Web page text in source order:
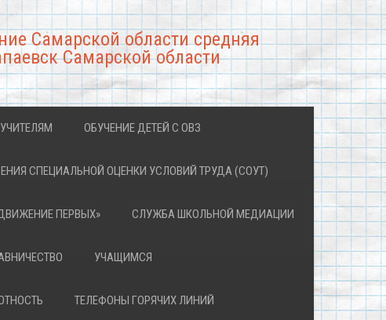
Самарской области средняя
Самарской области
УЧИТЕЛЯМ ОБУЧЕНИЕ ДЕТЕЙ С ОВЗ
СПЕЦИАЛЬНОЙ ОЦЕНКИ УСЛОВИЙ ТРУДА (СОУТ)
ПЕРВЫХ» СЛУЖБА ШКОЛЬНОЙ МЕДИАЦИИ
УЧАЩИМСЯ
ТЕЛЕФОНЫ ГОРЯЧИХ ЛИНИЙ